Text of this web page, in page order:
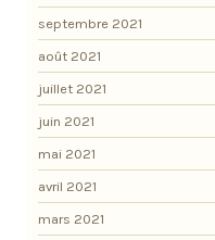
septembre 2021
août 2021
juillet 2021
juin 2021
mai 2021
avril 2021
mars 2021